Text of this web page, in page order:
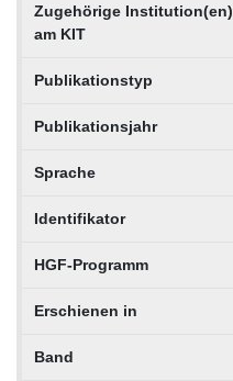
Zugehörige Institution(en)
am KIT
Publikationstyp
Publikationsjahr
Sprache
Identifikator
HGF-Programm
Erschienen in
Band